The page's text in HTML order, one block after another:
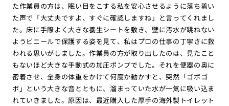
た作業員の方は、眠い目をこする私を安心させるように落ち着い
た声で「大丈夫ですよ、すぐに確認しますね」と言ってくれまし
た。床に手際よく大きな養生シートを敷き、壁に汚水が跳ねない
ようビニールで保護する姿を見て、私はプロの仕事の丁寧さに救
われる思いがしました。作業員の方が取り出したのは、見たこと
もないほど大きな手動式の加圧ポンプでした。それを便器の奥に
密着させ、全身の体重をかけて何度か動かすと、突然「ゴボゴ
ボ」という大きな音とともに、溜まっていた水が一気に吸い込ま
れていきました。原因は、最近購入した厚手の海外製トイレット